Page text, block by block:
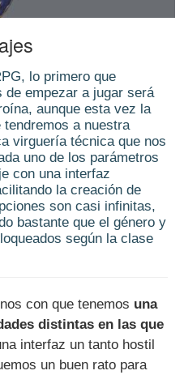
lo primero que
de empezar a jugar será
aunque esta vez la
tendremos a nuestra
virguería técnica que nos
uno de los parámetros
con una interfaz
la creación de
son casi infinitas,
bastante que el género y
según la clase
con que tenemos una
distintas en las que
interfaz un tanto hostil
un buen rato para